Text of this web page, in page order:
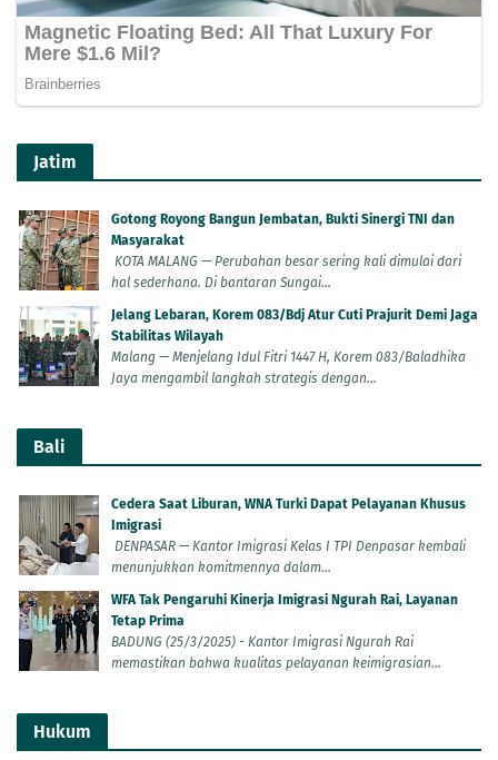
Jatim
Gotong Royong Bangun Jembatan, Bukti Sinergi TNI dan
Masyarakat
KOTA MALANG — Perubahan besar sering kali dimulai dari
hal sederhana. Di bantaran Sungai...
Jelang Lebaran, Korem 083/Bdj Atur Cuti Prajurit Demi Jaga
Stabilitas Wilayah
Malang — Menjelang Idul Fitri 1447 H, Korem 083/Baladhika
Jaya mengambil langkah strategis dengan...
Bali
Cedera Saat Liburan, WNA Turki Dapat Pelayanan Khusus
Imigrasi
DENPASAR — Kantor Imigrasi Kelas I TPI Denpasar kembali
menunjukkan komitmennya dalam...
WFA Tak Pengaruhi Kinerja Imigrasi Ngurah Rai, Layanan
Tetap Prima
BADUNG (25/3/2025) - Kantor Imigrasi Ngurah Rai
memastikan bahwa kualitas pelayanan keimigrasian...
Hukum